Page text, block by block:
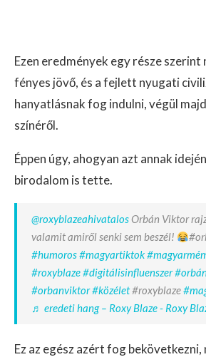
Ezen eredmények egy része szerint
fényes jövő, és a fejlett nyugati
hanyatlásnak fog indulni, végül
színéről.
Éppen úgy, ahogyan azt annak
birodalom is tette.
@roxyblazeahivatalosOrbán Viktor
valamit amiről senki sem beszél!
#humoros#magyartiktok
#roxyblaze#digitálisinfluenszer
#orbanviktor#közélet#roxyblaze
♬ eredeti hang – Roxy Blaze - Roxy
Ez az egész azért fog